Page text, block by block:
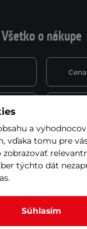
Všetko o nákupe
a
vďaka tomu pre
týchto dát
Súhlasím